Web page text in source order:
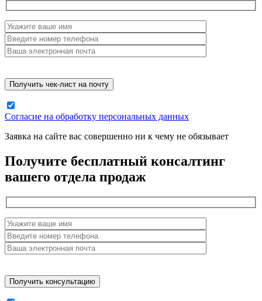
Согласие на обработку персональных данных
Заявка на сайте вас совершенно ни к чему не обязывает
Получите бесплатный консалтинг
вашего отдела продаж